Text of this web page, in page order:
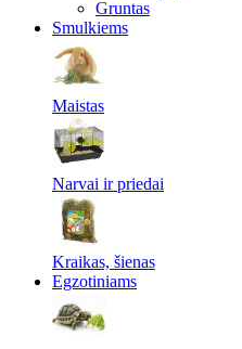
Gruntas
Smulkiems
Maistas
Narvai ir priedai
Kraikas, šienas
Egzotiniams